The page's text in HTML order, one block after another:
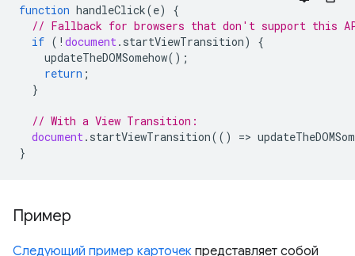
function handleClick(e)
{
// Fallback for browsers that don't support this
if ( ! document. startViewTransition)
{
updateTheDOMSomehow();
return ;
}
// With a View Transition:
document. startViewTransition(() =>
}
Пример
Следующий пример карточек представляет собой